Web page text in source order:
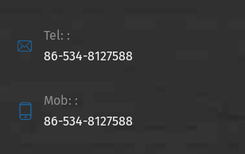

Tel: :
86-534-8127588

Mob: :
86-534-8127588